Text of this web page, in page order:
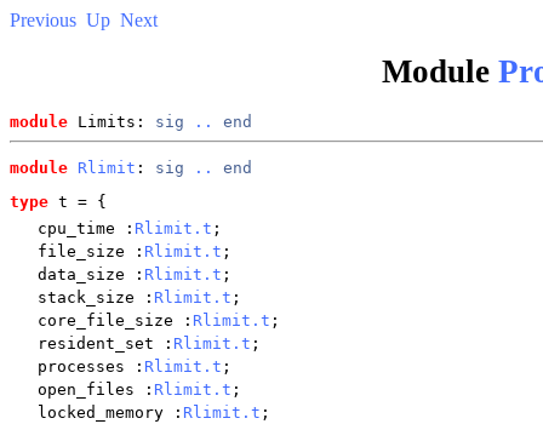
Previous Up Next
Module
module Limits: sig .. end
module Rlimit : sig ..
end
type t = {
cpu_time : Rlimit.t ;
file_size : Rlimit.t ;
data_size : Rlimit.t ;
stack_size : Rlimit.t ;
core_file_size : Rlimit.t ;
resident_set : Rlimit.t ;
processes : Rlimit.t ;
open_files : Rlimit.t ;
locked_memory : Rlimit.t ;